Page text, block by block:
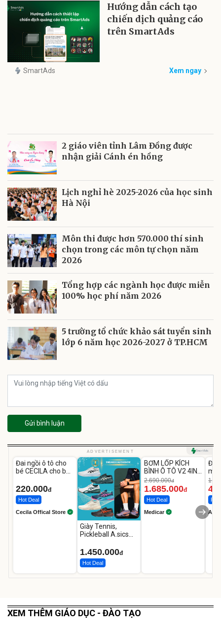
Hướng dẫn cách tạo
chiến dịch quảng cáo
trên SmartAds
SmartAds Xem ngay
2 giáo viên tỉnh Lâm Đồng được
nhận giải Cánh én hồng
Lịch nghỉ hè 2025-2026 của học sinh
Hà Nội
Môn thi được hơn 570.000 thí sinh
chọn trong các môn tự chọn năm
2026
Tổng hợp các ngành học được miễn
100% học phí năm 2026
5 trường tổ chức khảo sát tuyển sinh
lớp 6 năm học 2026-2027 ở TP.HCM
Gửi bình luận
ADVERTISEMENT
Đai ngồi ô tô cho
bé CECILA cho bé
220.000đ
Hot Deal
Cecila Offical Store
Giày Tennis,
Pickleball A.sics
Các Phối Màu
1.450.000đ
Hot Deal
-37%
BƠM LỐP KÍCH
BÌNH Ô TÔ V2 4IN1
Medicar
12.000mAh
2.690.000đ
1.685.000đ
Hot Deal
Medicar A
XEM THÊM GIÁO DỤC - ĐÀO TẠO